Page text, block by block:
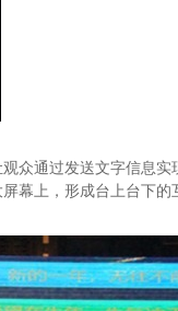
众通过发送文字信息实
幕上，形成台上台下的